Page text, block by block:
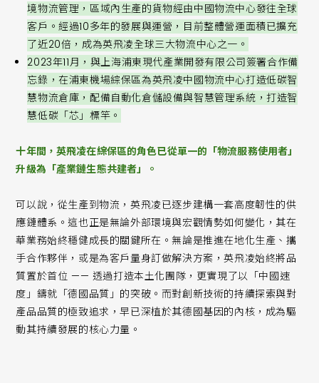
境物流管理，區域內生產的貨物經由中國物流中心發往全球
客戶。經過10多年的發展與運營，目前整體營運面積已擴充
了近20倍，成為英飛凌全球三大物流中心之一。
2023年11月，與上海浦東現代產業開發有限公司簽署合作備
忘錄，在浦東機場綜保區為英飛凌中國物流中心打造低碳智
慧物流倉庫，配備自動化倉儲設備與智慧管理系統，打造智
慧低碳「芯」標竿。
十年間，英飛凌在綜保區的角色已從單一的「物流服務使用者」
升級為「產業鏈生態共建者」。
可以說，從生產到物流，英飛凌已逐步建構一套高度韌性的供
應鏈體系。這也正是無論外部環境與宏觀情勢如何變化，其在
華業務始終穩健成長的關鍵所在。無論是推進在地化生產、攜
手合作夥伴，或是為客戶量身訂做解決方案，英飛凌始終將品
質置於首位 —— 透過打造本土化團隊，更實現了以「中國速
度」鑄就「德國品質」的突破。而對創新技術的持續探索與對
產品品質的極致追求，早已深植於其德國基因的內核，成為驅
動其持續發展的核心力量。